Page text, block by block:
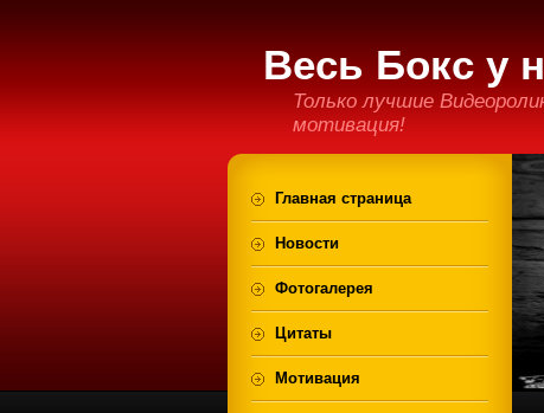
Весь Бокс у
Только лучшие
мотивация!
Главная страница
Новости
Фотогалерея
Цитаты
Мотивация